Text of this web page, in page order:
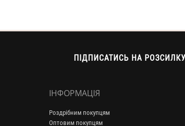
ПІДПИСАТИСЬ НА РОЗСИЛКУ
ІНФОРМАЦІЯ
Роздрібним покупцям
Оптовим покупцям